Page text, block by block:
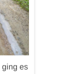
ging es